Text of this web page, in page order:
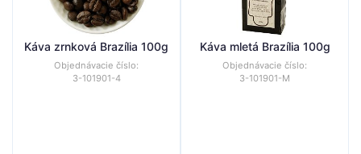
Káva zrnková Brazília 100g
Objednávacie číslo:
3-101901-4
Káva mletá Brazília 100g
Objednávacie číslo:
3-101901-M